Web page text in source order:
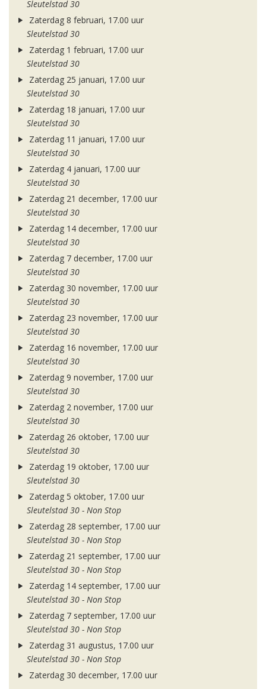
Sleutelstad 30
Zaterdag 8 februari, 17.00 uur
Sleutelstad 30
Zaterdag 1 februari, 17.00 uur
Sleutelstad 30
Zaterdag 25 januari, 17.00 uur
Sleutelstad 30
Zaterdag 18 januari, 17.00 uur
Sleutelstad 30
Zaterdag 11 januari, 17.00 uur
Sleutelstad 30
Zaterdag 4 januari, 17.00 uur
Sleutelstad 30
Zaterdag 21 december, 17.00 uur
Sleutelstad 30
Zaterdag 14 december, 17.00 uur
Sleutelstad 30
Zaterdag 7 december, 17.00 uur
Sleutelstad 30
Zaterdag 30 november, 17.00 uur
Sleutelstad 30
Zaterdag 23 november, 17.00 uur
Sleutelstad 30
Zaterdag 16 november, 17.00 uur
Sleutelstad 30
Zaterdag 9 november, 17.00 uur
Sleutelstad 30
Zaterdag 2 november, 17.00 uur
Sleutelstad 30
Zaterdag 26 oktober, 17.00 uur
Sleutelstad 30
Zaterdag 19 oktober, 17.00 uur
Sleutelstad 30
Zaterdag 5 oktober, 17.00 uur
Sleutelstad 30 - Non Stop
Zaterdag 28 september, 17.00 uur
Sleutelstad 30 - Non Stop
Zaterdag 21 september, 17.00 uur
Sleutelstad 30 - Non Stop
Zaterdag 14 september, 17.00 uur
Sleutelstad 30 - Non Stop
Zaterdag 7 september, 17.00 uur
Sleutelstad 30 - Non Stop
Zaterdag 31 augustus, 17.00 uur
Sleutelstad 30 - Non Stop
Zaterdag 30 december, 17.00 uur